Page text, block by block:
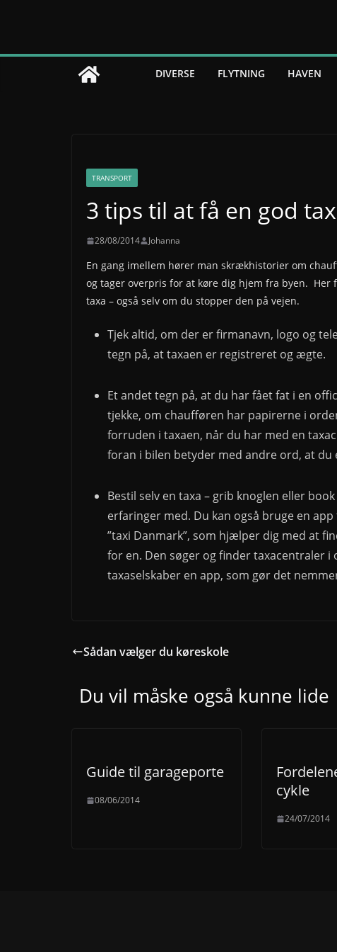
DIVERSE FLYTNING HAVEN
TRANSPORT
3 tips til at få en god
28/08/2014 Johanna
En gang imellem hører man skrækhistorier om
og tager overpris for at køre dig hjem fra byen.
taxa – også selv om du stopper den på vejen.
Tjek altid, om der er firmanavn, logo og
tegn på, at taxaen er registreret og ægte.
Et andet tegn på, at du har fået fat i en
tjekke, om chaufføren har papirerne i
forruden i taxaen, når du har med en
foran i bilen betyder med andre ord, at du
Bestil selv en taxa – grib knoglen eller
erfaringer med. Du kan også bruge en
”taxi Danmark”, som hjælper dig med at
for en. Den søger og finder taxacentraler
taxaselskaber en app, som gør det
Sådan vælger du køreskole
Du vil måske også kunne lide
Guide til garageporte
08/06/2014
cykle
24/07/2014